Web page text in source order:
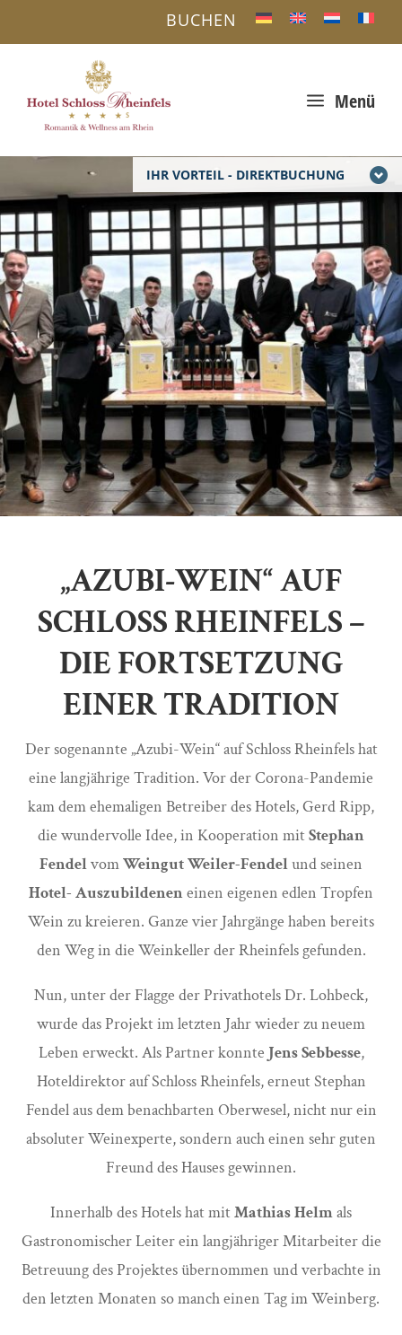
IHR VORTEIL - DIREKTBUCHUNG
a Menü
BUCHEN
„AZUBI-WEIN“ AUF
SCHLOSS RHEINFELS –
DIE FORTSETZUNG
EINER TRADITION
Der sogenannte „Azubi-Wein“ auf Schloss Rheinfels hat
eine langjährige Tradition. Vor der Corona-Pandemie
kam dem ehemaligen Betreiber des Hotels, Gerd Ripp,
die wundervolle Idee, in Kooperation mit Stephan
FendelvomWeingut Weiler-Fendelund seinen
Hotel- Auszubildeneneinen eigenen edlen Tropfen
Wein zu kreieren. Ganze vier Jahrgänge haben bereits
den Weg in die Weinkeller der Rheinfels gefunden.
Nun, unter der Flagge der Privathotels Dr. Lohbeck,
wurde das Projekt im letzten Jahr wieder zu neuem
Leben erweckt. Als Partner konnte Jens Sebbesse,
Hoteldirektor auf Schloss Rheinfels, erneut Stephan
Fendel aus dem benachbarten Oberwesel, nicht nur ein
absoluter Weinexperte, sondern auch einen sehr guten
Freund des Hauses gewinnen.
Innerhalb des Hotels hat mit Mathias Helmals
Gastronomischer Leiter ein langjähriger Mitarbeiter die
Betreuung des Projektes übernommen und verbachte in
den letzten Monaten so manch einen Tag im Weinberg.